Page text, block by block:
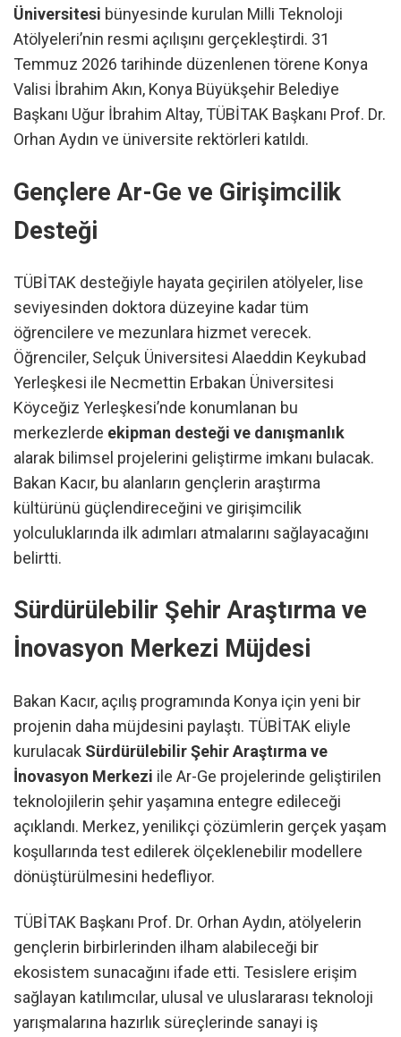
Üniversitesi bünyesinde kurulan Milli Teknoloji
Atölyeleri’nin resmi açılışını gerçekleştirdi. 31
Temmuz 2026 tarihinde düzenlenen törene Konya
Valisi İbrahim Akın, Konya Büyükşehir Belediye
Başkanı Uğur İbrahim Altay, TÜBİTAK Başkanı Prof. Dr.
Orhan Aydın ve üniversite rektörleri katıldı.
Gençlere Ar-Ge ve Girişimcilik
Desteği
TÜBİTAK desteğiyle hayata geçirilen atölyeler, lise
seviyesinden doktora düzeyine kadar tüm
öğrencilere ve mezunlara hizmet verecek.
Öğrenciler, Selçuk Üniversitesi Alaeddin Keykubad
Yerleşkesi ile Necmettin Erbakan Üniversitesi
Köyceğiz Yerleşkesi’nde konumlanan bu
merkezlerde ekipman desteği ve danışmanlık
alarak bilimsel projelerini geliştirme imkanı bulacak.
Bakan Kacır, bu alanların gençlerin araştırma
kültürünü güçlendireceğini ve girişimcilik
yolculuklarında ilk adımları atmalarını sağlayacağını
belirtti.
Sürdürülebilir Şehir Araştırma ve
İnovasyon Merkezi Müjdesi
Bakan Kacır, açılış programında Konya için yeni bir
projenin daha müjdesini paylaştı. TÜBİTAK eliyle
kurulacak Sürdürülebilir Şehir Araştırma ve
İnovasyon Merkezi ile Ar-Ge projelerinde geliştirilen
teknolojilerin şehir yaşamına entegre edileceği
açıklandı. Merkez, yenilikçi çözümlerin gerçek yaşam
koşullarında test edilerek ölçeklenebilir modellere
dönüştürülmesini hedefliyor.
TÜBİTAK Başkanı Prof. Dr. Orhan Aydın, atölyelerin
gençlerin birbirlerinden ilham alabileceği bir
ekosistem sunacağını ifade etti. Tesislere erişim
sağlayan katılımcılar, ulusal ve uluslararası teknoloji
yarışmalarına hazırlık süreçlerinde sanayi iş